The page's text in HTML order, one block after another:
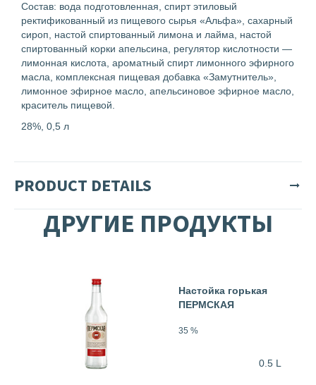
Состав: вода подготовленная, спирт этиловый
ректификованный из пищевого сырья «Альфа», сахарный
сироп, настой спиртованный лимона и лайма, настой
спиртованный корки апельсина, регулятор кислотности —
лимонная кислота, ароматный спирт лимонного эфирного
масла, комплексная пищевая добавка «Замутнитель»,
лимонное эфирное масло, апельсиновое эфирное масло,
краситель пищевой.
28%, 0,5 л
PRODUCT DETAILS
ДРУГИЕ ПРОДУКТЫ
Настойка горькая
ПЕРМСКАЯ
35 %
0.5 L